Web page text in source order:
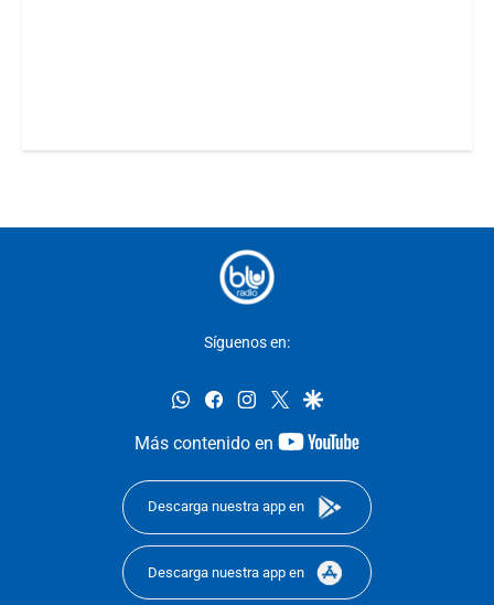
Síguenos en:
whatsappfacebookinstagram
twittergoogle
Más contenido en
youtube-
Descarga nuestra app en
Descarga nuestra app en